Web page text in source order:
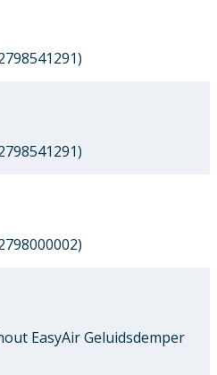
EasyAir Geluidsdemper